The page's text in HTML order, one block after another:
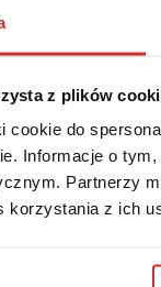
z plików
cookie do
Informacje o
Partnerzy
korzystania z ich
zarządzanie
Wyższa Szkoła
i kryteriów
analizę danych,
studentów i